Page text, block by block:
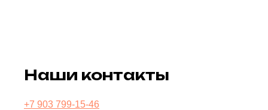
Наши контакты
+7 903 799-15-46